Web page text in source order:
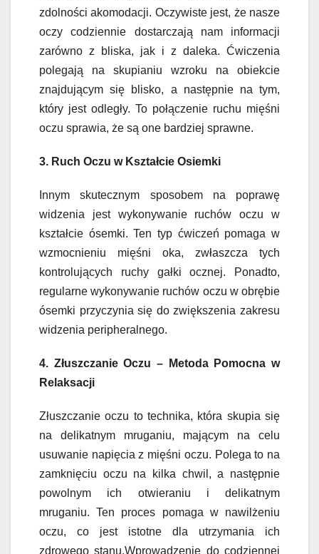
zdolności akomodacji. Oczywiste jest, że nasze
oczy codziennie dostarczają nam informacji
zarówno z bliska, jak i z daleka. Ćwiczenia
polegają na skupianiu wzroku na obiekcie
znajdującym się blisko, a następnie na tym,
który jest odległy. To połączenie ruchu mięśni
oczu sprawia, że są one bardziej sprawne.
3. Ruch Oczu w Kształcie Osiemki
Innym skutecznym sposobem na poprawę
widzenia jest wykonywanie ruchów oczu w
kształcie ósemki. Ten typ ćwiczeń pomaga w
wzmocnieniu mięśni oka, zwłaszcza tych
kontrolujących ruchy gałki ocznej. Ponadto,
regularne wykonywanie ruchów oczu w obrębie
ósemki przyczynia się do zwiększenia zakresu
widzenia peripheralnego.
4. Złuszczanie Oczu – Metoda Pomocna w
Relaksacji
Złuszczanie oczu to technika, która skupia się
na delikatnym mruganiu, mającym na celu
usuwanie napięcia z mięśni oczu. Polega to na
zamknięciu oczu na kilka chwil, a następnie
powolnym ich otwieraniu i delikatnym
mruganiu. Ten proces pomaga w nawilżeniu
oczu, co jest istotne dla utrzymania ich
zdrowego stanu.Wprowadzenie do codziennej